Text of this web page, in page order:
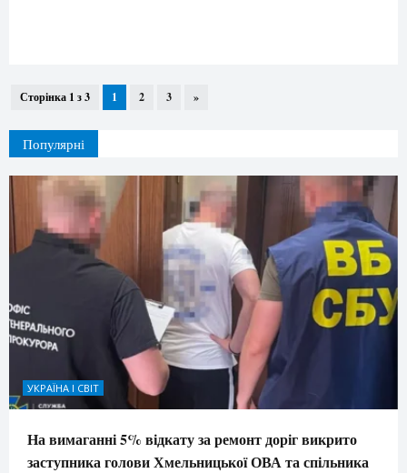
Сторінка 1 з 3 1 2 3 »
Популярні
УКРАЇНА І СВІТ
На вимаганні 5% відкату за ремонт доріг викрито
заступника голови Хмельницької ОВА та спільника